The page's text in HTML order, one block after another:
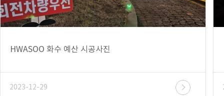
HWASOO 화수 예산 시공사진
2023-12-29